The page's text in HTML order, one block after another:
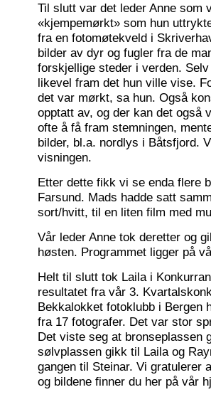
Til slutt var det leder Anne som
«kjempemørkt» som hun
fra en fotomøtekveld i
bilder av dyr og fugler fra de
forskjellige steder i verden.
likevel fram det hun ville vise.
det var mørkt, sa hun. Også
opptatt av, og der kan det
ofte å få fram stemningen,
bilder, bl.a. nordlys i Båtsfjord.
visningen.
Etter dette fikk vi se enda flere
Farsund. Mads hadde satt
sort/hvitt, til en liten film med
Vår leder Anne tok deretter og
høsten. Programmet ligger på
Helt til slutt tok Laila i
resultatet fra vår 3.
Bekkalokket fotoklubb i
fra 17 fotografer. Det var stor
Det viste seg at bronseplassen
sølvplassen gikk til Laila og
gangen til Steinar. Vi gratulerer
og bildene finner du her på vår